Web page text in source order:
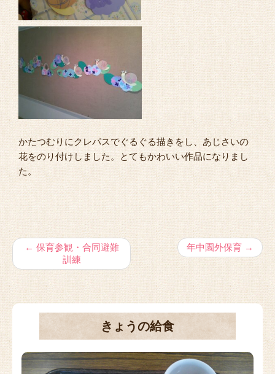
かたつむりにクレパスでぐるぐる描きをし、あじさいの
花をのり付けしました。とてもかわいい作品になりまし
た。
← 保育参観・合同避難
訓練
年中園外保育 →
きょうの給食